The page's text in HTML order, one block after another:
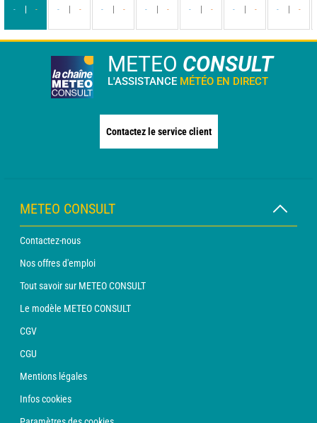
- - - - - - - - - - - - - -
METEO CONSULT
L'ASSISTANCE MÉTÉO EN DIRECT
Contactez le service client
METEO CONSULT
Contactez-nous
Nos offres d'emploi
Tout savoir sur METEO CONSULT
Le modèle METEO CONSULT
CGV
CGU
Mentions légales
Infos cookies